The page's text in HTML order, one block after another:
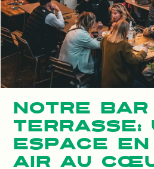
NOTRE BAR
TERRASSE:
ESPACE EN
AIR AU